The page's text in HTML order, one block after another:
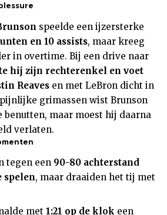
speelde een ijzersterke
en 10 assists, maar kreeg
in overtime. Bij een drive naar
hij zijn rechterenkel en voet
Reaves en met LeBron dicht in
grimassen wist Brunson
maar moest hij daarna
verlaten.
tegen een 90-80 achterstand
spelen, maar draaiden het tij met
met 1:21 op de klok een